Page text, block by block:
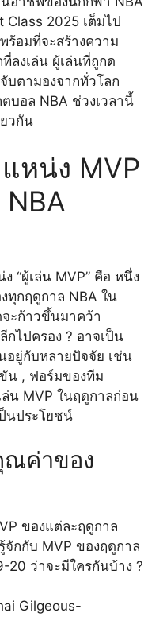
Class 2025 เต็มไป
ร้อมที่จะสร้างความ
ลงเล่น ผู้เล่นที่ถูกด
บตามองจากทั่วโลก
บอล NBA ช่วงเวลานี้
วกัน
หน่ง MVP
“ผู้เล่น MVP” คือ หนึ่ง
ทุกฤดูกาล NBA ใน
ะก้าวขึ้นมาคว้า
ไปครอง ? อาจเป็น
ยู่กับหลายปัจจัย เช่น
น , ฟอร์มของทีม
ล่น MVP ในฤดูกาลก่อน
นประโยชน์
ณค่าของ
ของแต่ละฤดูกาล
กกับ MVP ของฤดูกาล
20 ว่าจะมีใครกันบ้าง ?
Gilgeous-